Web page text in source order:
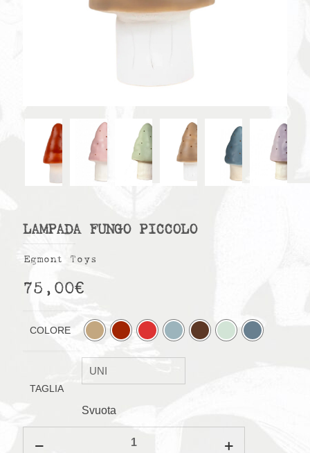
LAMPADA FUNGO PICCOLO
Egmont Toys
75,00€
COLORE
TAGLIA
Svuota
fungo